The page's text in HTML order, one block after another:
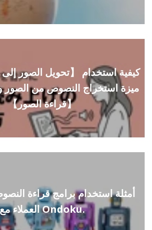
ميزة استخراج النصوص من الصور
【قراءة الصور】
أمثلة استخدام برامج قراءة
العملاء مع Ondoku.